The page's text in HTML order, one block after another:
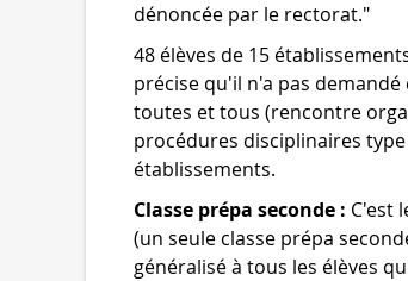
dénoncée par le rectorat."
48 élèves de 15
précise qu'il n'a pas
toutes et tous (rencontre
procédures disciplinaires
établissements.
Classe prépa seconde : C'est
(un seule classe prépa
généralisé à tous les élèves